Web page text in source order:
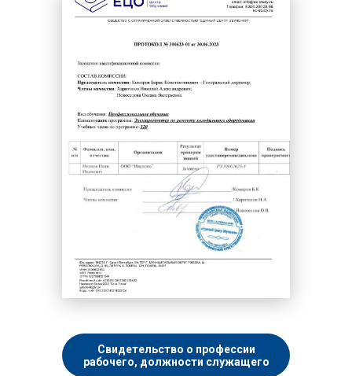
Химическая промышленность
Художественная деятельность
Шлифовщик
Штамповщик
Экология и природопользование
Электромонтер
Электротехника и энергетика
Свидетельство о профессии
рабочего, должности служащего